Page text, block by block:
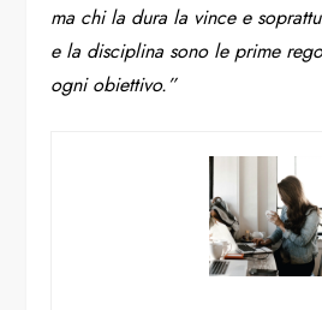
ma chi la dura la vince e
e la disciplina sono le prime
ogni obiettivo.”